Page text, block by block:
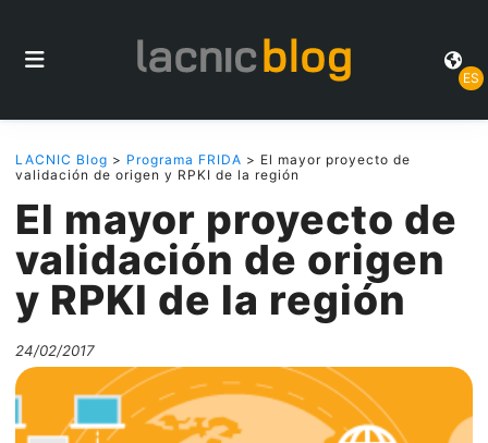
ES
LACNIC Blog > Programa FRIDA > El mayor proyecto de
validación de origen y RPKI de la región
El mayor proyecto de
validación de origen
y RPKI de la región
24/02/2017